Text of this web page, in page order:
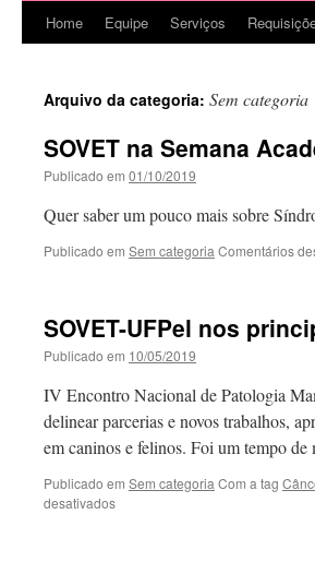
Home Equipe Serviços
Arquivo da categoria: Sem categoria
SOVET na Semana
Publicado em 01/10/2019
Quer saber um pouco mais sobre
Publicado em Sem categoria Comentários
SOVET-UFPel nos
Publicado em 10/05/2019
IV Encontro Nacional de Patologia
delinear parcerias e novos trabalhos,
em caninos e felinos. Foi um tempo
Publicado em Sem categoria Com a tag
desativadosem